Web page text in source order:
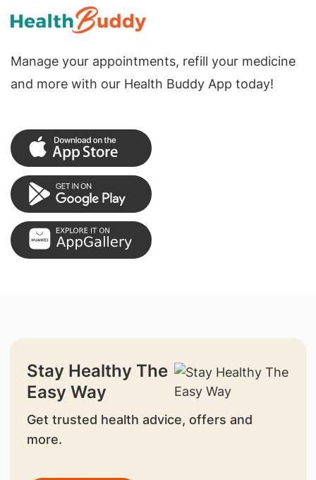
Manage your appointments, refill your medicine
and more with our Health Buddy App today!
Stay Healthy The
Easy Way
Get trusted health advice, offers and
more.